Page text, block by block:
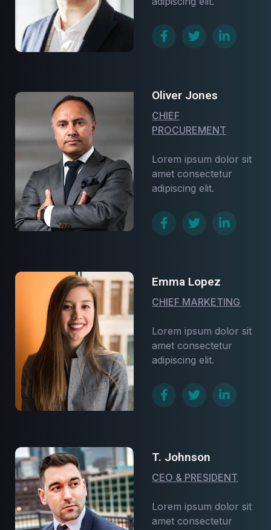
Oliver Jones
CHIEF
PROCUREMENT
Lorem ipsum dolor sit
amet consectetur
adipiscing elit.
Emma Lopez
CHIEF MARKETING
Lorem ipsum dolor sit
amet consectetur
adipiscing elit.
T. Johnson
CEO & PRESIDENT
Lorem ipsum dolor sit
amet consectetur